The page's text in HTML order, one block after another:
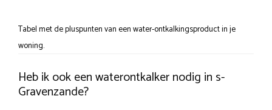
Tabel met de pluspunten van een water-ontkalkingsproduct in je
woning.
Heb ik ook een waterontkalker nodig in s-
Gravenzande?